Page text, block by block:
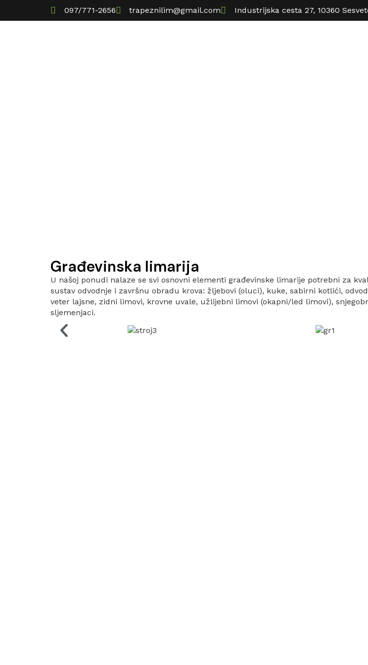
097/771-2656 trapeznilim@gmail.com Industrijska cesta 27, 10360
Građevinska limarija
U našoj ponudi nalaze se svi osnovni elementi građevinske limarije potrebni za
sustav odvodnje i završnu obradu krova: žljebovi (oluci), kuke, sabirni kotlići,
veter lajsne, zidni limovi, krovne uvale, užlijebni limovi (okapni/led limovi),
sljemenjaci.